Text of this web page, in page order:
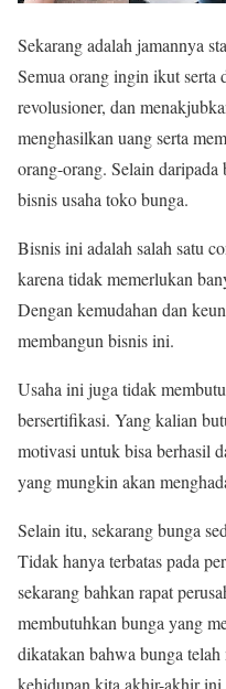
Sekarang adalah jamannya
Semua orang ingin ikut serta
revolusioner, dan
menghasilkan uang serta
orang-orang. Selain daripada
bisnis usaha toko bunga.
Bisnis ini adalah salah satu
karena tidak memerlukan
Dengan kemudahan dan
membangun bisnis ini.
Usaha ini juga tidak
bersertifikasi. Yang kalian
motivasi untuk bisa berhasil
yang mungkin akan
Selain itu, sekarang bunga
Tidak hanya terbatas pada
sekarang bahkan rapat
membutuhkan bunga yang
dikatakan bahwa bunga
kehidupan kita akhir-akhir ini.